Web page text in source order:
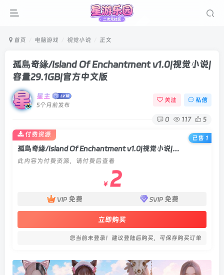
首页 电脑游戏 视觉小说 正文
孤島奇緣/Island Of Enchantment v1.0|视觉小说|
容量29.1GB|官方中文版
星主
5个月前发布
关注 私信
0 117 5
孤島奇緣/Island Of Enchantment v1.0|视觉小说|容量29.1GB|官方中文版
此内容为付费资源，请付费后查看
￥ 2
VIP 免费 SVIP 免费
立即购买
您当前未登录！建议登陆后购买，可保存购买订单
付费资源
已售 1